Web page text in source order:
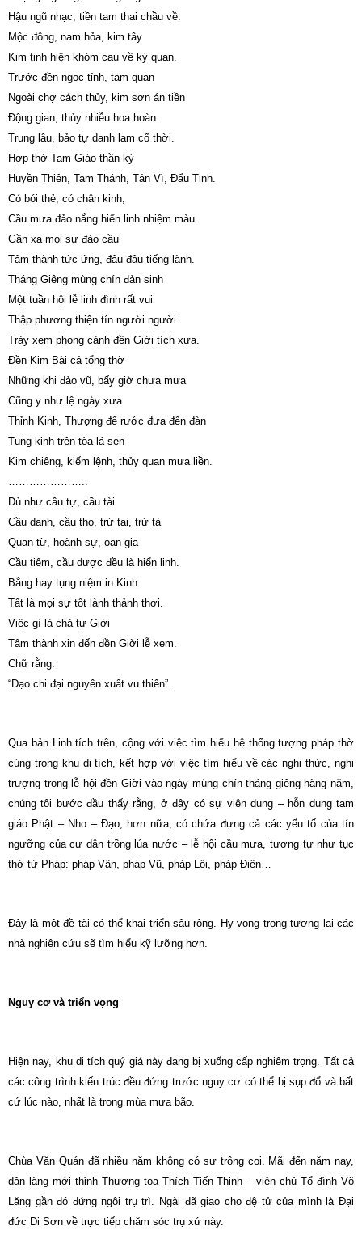
Hậu ngũ nhạc, tiền tam thai chầu về.
Mộc đông, nam hỏa, kim tây
Kim tinh hiện khóm cau về kỳ quan.
Trước đền ngọc tỉnh, tam quan
Ngoài chợ cách thủy, kim sơn án tiền
Động gian, thủy nhiễu hoa hoàn
Trung lâu, bảo tự danh lam cổ thời.
Hợp thờ Tam Giáo thần kỳ
Huyền Thiên, Tam Thánh, Tản Vì, Đẩu Tinh.
Có bói thẻ, có chân kinh,
Cầu mưa đảo nắng hiển linh nhiệm màu.
Gần xa mọi sự đảo cầu
Tâm thành tức ứng, đâu đâu tiếng lành.
Tháng Giêng mùng chín đản sinh
Một tuần hội lễ linh đình rất vui
Thập phương thiện tín người người
Trảy xem phong cảnh đền Giời tích xưa.
Đền Kim Bài cả tổng thờ
Những khi đảo vũ, bấy giờ chưa mưa
Cũng y như lệ ngày xưa
Thỉnh Kinh, Thượng đế rước đưa đến đàn
Tụng kinh trên tòa lá sen
Kim chiêng, kiếm lệnh, thủy quan mưa liền.
…………………..
Dù như cầu tự, cầu tài
Cầu danh, cầu thọ, trừ tai, trừ tà
Quan từ, hoành sự, oan gia
Cầu tiêm, cầu dược đều là hiển linh.
Bằng hay tụng niệm in Kinh
Tất là mọi sự tốt lành thảnh thơi.
Việc gì là chả tự Giời
Tâm thành xin đến đền Giời lễ xem.
Chữ rằng:
“Đạo chi đại nguyên xuất vu thiên”.
Qua bản Linh tích trên, cộng với việc tìm hiểu hệ thống tượng pháp thờ
cúng trong khu di tích, kết hợp với việc tìm hiểu về các nghi thức, nghi
trượng trong lễ hội đền Giời vào ngày mùng chín tháng giêng hàng năm,
chúng tôi bước đầu thấy rằng, ở đây có sự viên dung – hỗn dung tam
giáo Phật – Nho – Đạo, hơn nữa, có chứa đựng cả các yếu tố của tín
ngưỡng của cư dân trồng lúa nước – lễ hội cầu mưa, tương tự như tục
thờ tứ Pháp: pháp Vân, pháp Vũ, pháp Lôi, pháp Điện…
Đây là một đề tài có thể khai triển sâu rộng. Hy vọng trong tương lai các
nhà nghiên cứu sẽ tìm hiểu kỹ lưỡng hơn.
Nguy cơ và triển vọng
Hiện nay, khu di tích quý giá này đang bị xuống cấp nghiêm trọng. Tất cả
các công trình kiến trúc đều đứng trước nguy cơ có thể bị sụp đổ và bất
cứ lúc nào, nhất là trong mùa mưa bão.
Chùa Văn Quán đã nhiều năm không có sư trông coi. Mãi đến năm nay,
dân làng mới thỉnh Thượng tọa Thích Tiến Thịnh – viện chủ Tổ đình Võ
Lăng gần đó đứng ngôi trụ trì. Ngài đã giao cho đệ tử của mình là Đại
đức Di Sơn về trực tiếp chăm sóc trụ xứ này.